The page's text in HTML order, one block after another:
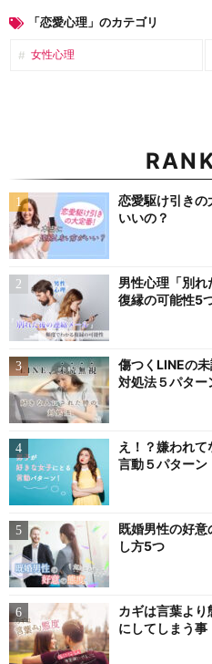
「恋愛心理」のカテゴリ
女性心理
恋愛駆け引きの
いいの？
男性心理「別
復縁の可能性5
傷つくLINEの
対処法５パター
え！？嫌われ
言動５パターン
既婚男性の好
し方5つ
カギは言葉よ
にしてしまう事